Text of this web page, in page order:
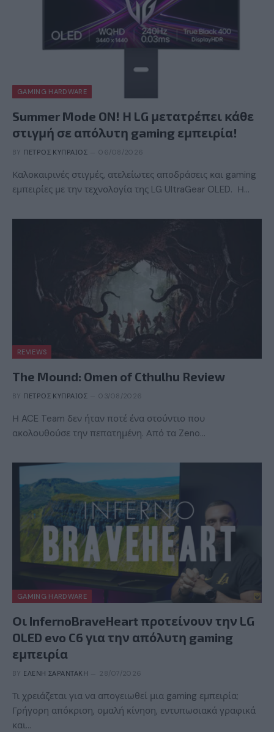
GAMING HARDWARE
Summer Mode ON! Η LG μετατρέπει κάθε
στιγμή σε απόλυτη gaming εμπειρία!
BY ΠΈΤΡΟΣ ΚΥΠΡΑΊΟΣ 06/08/2026
Καλοκαιρινές στιγμές, ατελείωτες αποδράσεις και gaming
εμπειρίες με την τεχνολογία της LG UltraGear OLED. Η…
REVIEWS
The Mound: Omen of Cthulhu Review
BY ΠΈΤΡΟΣ ΚΥΠΡΑΊΟΣ 03/08/2026
Η ACE Team δεν ήταν ποτέ ένα στούντιο που
ακολουθούσε την πεπατημένη. Από τα Zeno…
GAMING HARDWARE
Οι InfernoBraveHeart προτείνουν την LG
OLED evo C6 για την απόλυτη gaming
εμπειρία
BY ΕΛΈΝΗ ΣΑΡΑΝΤΆΚΗ 28/07/2026
Τι χρειάζεται για να απογειωθεί μια gaming εμπειρία;
Γρήγορη απόκριση, ομαλή κίνηση, εντυπωσιακά γραφικά
και…